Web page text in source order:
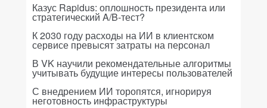
Казус Rapidus: оплошность президента или
стратегический A/B-тест?
К 2030 году расходы на ИИ в клиентском
сервисе превысят затраты на персонал
В VK научили рекомендательные алгоритмы
учитывать будущие интересы пользователей
С внедрением ИИ торопятся, игнорируя
неготовность инфраструктуры